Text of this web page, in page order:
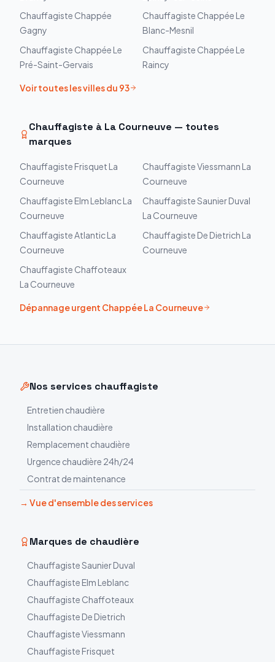
Chauffagiste Chappée
Gagny
Chauffagiste Chappée Le
Blanc-Mesnil
Chauffagiste Chappée Le
Pré-Saint-Gervais
Chauffagiste Chappée Le
Raincy
Voir toutes les villes du 93
Chauffagiste à La Courneuve — toutes
marques
Chauffagiste Frisquet La
Courneuve
ChauffagisteViessmann La
Courneuve
Chauffagiste Elm LeblancLa
Courneuve
ChauffagisteSaunier Duval
La Courneuve
ChauffagisteAtlanticLa
Courneuve
Chauffagiste De Dietrich La
Courneuve
Chauffagiste Chaffoteaux
La Courneuve
Dépannage urgent ChappéeLa Courneuve
Nos services chauffagiste
Entretien chaudière
Installation chaudière
Remplacement chaudière
Urgence chaudière 24h/24
Contrat de maintenance
→ Vue d'ensemble des services
Marques de chaudière
ChauffagisteSaunier Duval
Chauffagiste Elm Leblanc
Chauffagiste Chaffoteaux
Chauffagiste De Dietrich
ChauffagisteViessmann
Chauffagiste Frisquet